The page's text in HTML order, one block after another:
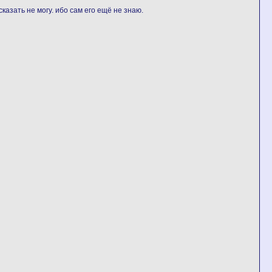
не могу. ибо сам его ещё не знаю.